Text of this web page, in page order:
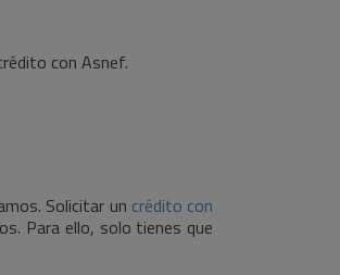
con Asnef.
Solicitar un crédito con
Para ello, solo tienes que